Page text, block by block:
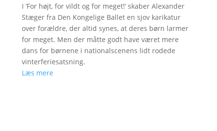
I ’For højt, for vildt og for meget!’ skaber Alexander
Stæger fra Den Kongelige Ballet en sjov karikatur
over forældre, der altid synes, at deres børn larmer
for meget. Men der måtte godt have været mere
dans for børnene i nationalscenens lidt rodede
vinterferiesatsning.
Læs mere